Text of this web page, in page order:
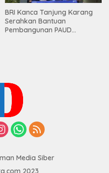
BRI Kanca Tanjung Karang
Serahkan Bantuan
Pembangunan PAUD
Media Siber
2023